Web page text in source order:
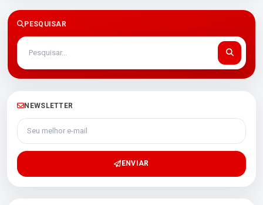
PESQUISAR
NEWSLETTER
Seu melhor e-mail
ENVIAR